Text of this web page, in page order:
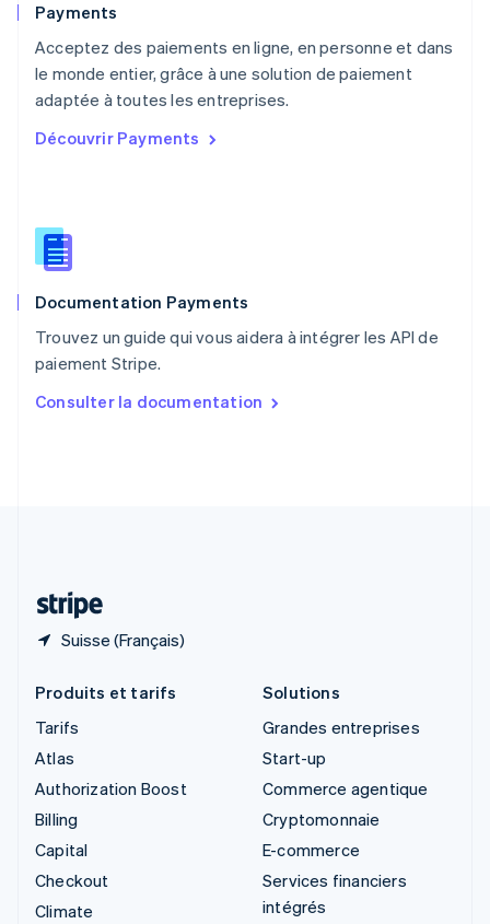
Payments
Acceptez des paiements en ligne, en personne et dans
le monde entier, grâce à une solution de paiement
adaptée à toutes les entreprises.
Découvrir Payments
Documentation Payments
Trouvez un guide qui vous aidera à intégrer les API de
paiement Stripe.
Consulter la documentation
Suisse (Français)
English
NederlandsEnglish
Pologne
English
PortuguêsEnglish
English
Roumanie
Royaume-Uni
Singapour
English 简体中文
English
Produits et tarifs
Tarifs
Atlas
Authorization Boost
Billing
Capital
Checkout
Climate
Solutions
Grandes entreprises
Start-up
Commerce agentique
Cryptomonnaie
E-commerce
Services financiers
intégrés